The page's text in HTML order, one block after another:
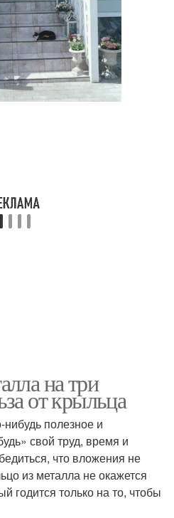
на три
от крыльца
нибудь полезное и
свой труд, время и
что вложения не
из металла не окажется
годится только на то, чтобы